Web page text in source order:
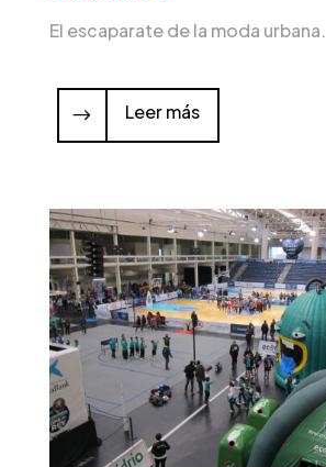
El escaparate de la moda urbana.
Leer más